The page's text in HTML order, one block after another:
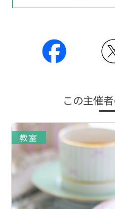
この主催
教室